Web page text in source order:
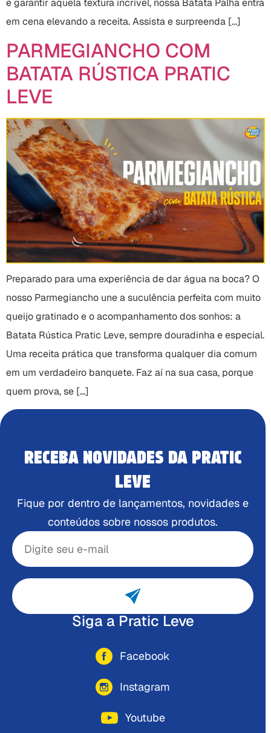
e garantir aquela textura incrível, nossa Batata Palha entra
em cena elevando a receita. Assista e surpreenda […]
PARMEGIANCHO COM
BATATA RÚSTICA PRATIC
LEVE
Preparado para uma experiência de dar água na boca? O
nosso Parmegiancho une a suculência perfeita com muito
queijo gratinado e o acompanhamento dos sonhos: a
Batata Rústica Pratic Leve, sempre douradinha e especial.
Uma receita prática que transforma qualquer dia comum
em um verdadeiro banquete. Faz aí na sua casa, porque
quem prova, se […]
RECEBA NOVIDADES DA PRATIC
LEVE
Fique por dentro de lançamentos, novidades e
conteúdos sobre nossos produtos.
Siga a Pratic Leve
Facebook
Instagram
Youtube